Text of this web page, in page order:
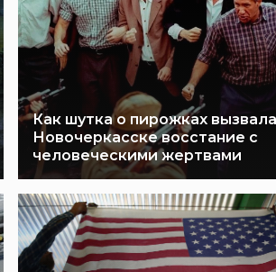
Как шутка о пирожках
Новочеркасске восстание с
человеческими жертвами